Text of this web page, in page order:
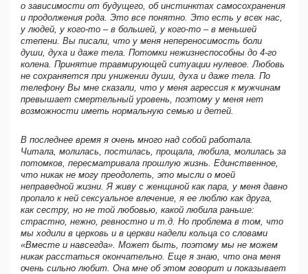
о зависимости от будущего, об инстинктах самосохранения
и продолжения рода. Это все понятно. Это есть у всех нас,
у людей, у кого-то – в большей, у кого-то – в меньшей
степени. Вы писали, что у меня непереносимость боли
души, духа и даже тела. Потомки нежизнеспособны до 4-го
колена. Принятие травмирующей ситуации нулевое. Любовь
не сохраняется при унижении души, духа и даже тела. По
телефону Вы мне сказали, что у меня агрессия к мужчинам
превышает смертельный уровень, поэтому у меня нет
возможности иметь нормальную семью и детей.
В последнее время я очень много над собой работала.
Читала, молилась, постилась, прощала, любила, молилась за
потомков, пересматривала прошлую жизнь. Единственное,
что никак не могу преодолеть, это мысли о моей
неправедной жизни. Я живу с женщиной как пара, у меня давно
пропало к ней сексуальное влечение, я ее люблю как друга,
как сестру, но не той любовью, какой любила раньше:
страстно, нежно, ревностно и т.д. Но проблема в том, что
мы ходили в церковь и в церкви надели кольца со словами
«Вместе и навсегда». Может быть, поэтому мы не можем
никак расстаться окончательно. Еще я знаю, что она меня
очень сильно любит. Она мне об этом говорит и показывает